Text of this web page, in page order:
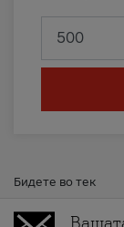
Бидете во тек